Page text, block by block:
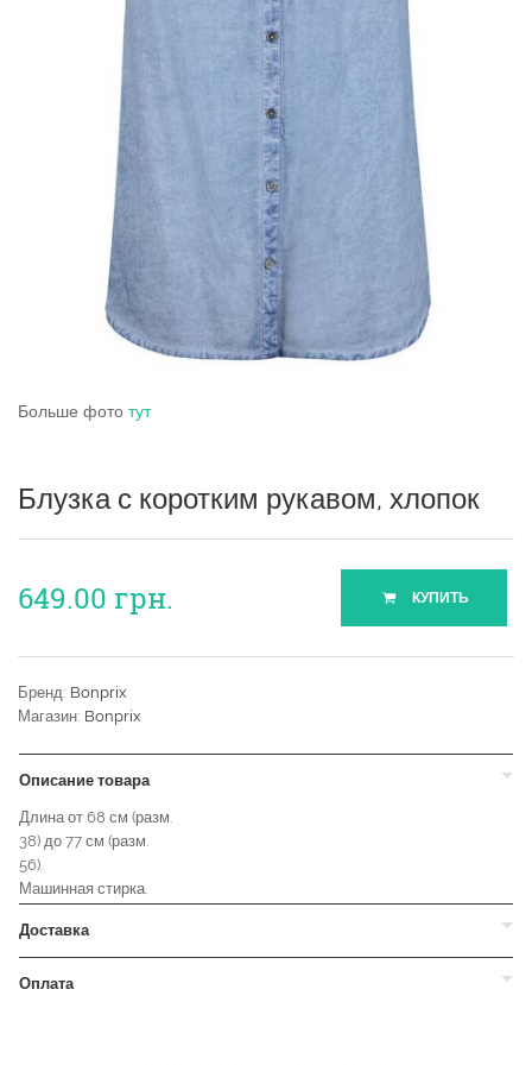
Больше фото тут
Блузка с коротким рукавом, хлопок
649.00 грн. КУПИТЬ
Бренд: Bonprix
Магазин: Bonprix
Описание товара
Длина от 68 см (разм.
38) до 77 см (разм.
56).
Машинная стирка.
Доставка
Оплата